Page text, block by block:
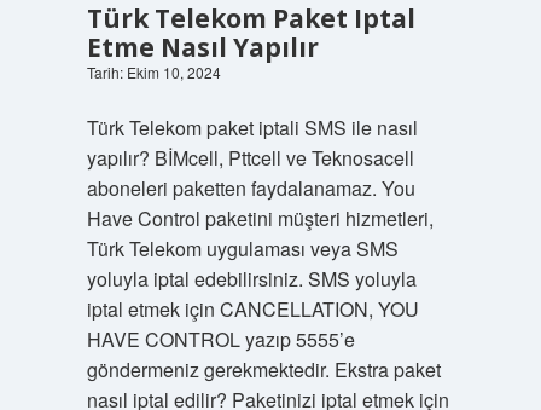
Türk Telekom Paket Iptal
Etme Nasıl Yapılır
Tarih: Ekim 10, 2024
Türk Telekom paket iptali SMS ile nasıl
yapılır? BİMcell, Pttcell ve Teknosacell
aboneleri paketten faydalanamaz. You
Have Control paketini müşteri hizmetleri,
Türk Telekom uygulaması veya SMS
yoluyla iptal edebilirsiniz. SMS yoluyla
iptal etmek için CANCELLATION, YOU
HAVE CONTROL yazıp 5555’e
göndermeniz gerekmektedir. Ekstra paket
nasıl iptal edilir? Paketinizi iptal etmek için